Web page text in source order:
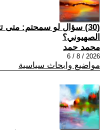
(30) سؤال لو سمحتم: متى
الصهيوني؟
محمد حمد
2026 / 8 / 6
مواضيع وابحاث سياسية